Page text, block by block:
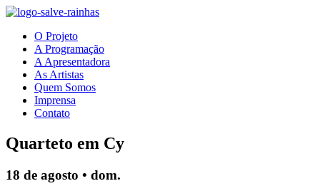
O Projeto
A Programação
A Apresentadora
As Artistas
Quem Somos
Imprensa
Contato
Quarteto em Cy
18 de agosto • dom.